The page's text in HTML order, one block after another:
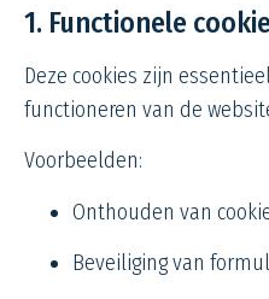
1. Functionele
Deze cookies zijn
functioneren van de
Voorbeelden:
Onthouden van
Beveiliging van